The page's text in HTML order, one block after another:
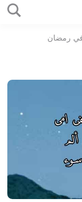
في رمضان